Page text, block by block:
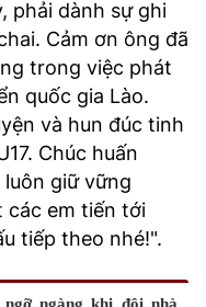
phải dành sự ghi
Cảm ơn ông đã
trong việc phát
quốc gia Lào.
và hun đúc tinh
Chúc huấn
luôn giữ vững
các em tiến tới
tiếp theo nhé!".
ngàng khi đội nhà